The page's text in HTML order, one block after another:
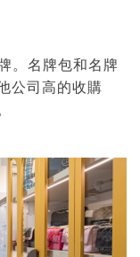
。名牌包和名牌
公司高的收購